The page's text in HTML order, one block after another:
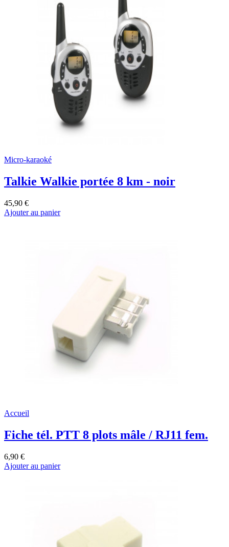
Micro-karaoké
Talkie Walkie portée 8 km - noir
45,90 €
Ajouter au panier
Accueil
Fiche tél. PTT 8 plots mâle / RJ11 fem.
6,90 €
Ajouter au panier